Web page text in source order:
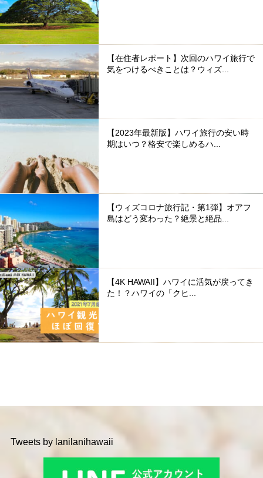
【在住者レポート】次回のハワイ旅行で
気をつけるべきことは？ウィズ...
【2023年最新版】ハワイ旅行の安い時
期はいつ？格安で楽しめるハ...
【ウィズコロナ旅行記・第1弾】オアフ
島はどう変わった？絶景と絶品...
【4K HAWAII】ハワイに活気が戻ってき
た！？ハワイの「クヒ...
Tweets by lanilanihawaii